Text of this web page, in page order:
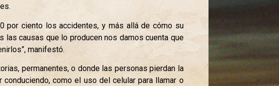
por ciento los accidentes, y más allá de cómo su
las causas que lo producen nos damos cuenta que
manifestó.
permanentes, o donde las personas pierdan la
como el uso del celular para llamar o